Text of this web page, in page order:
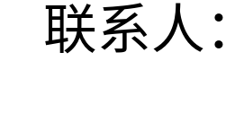
联系人：